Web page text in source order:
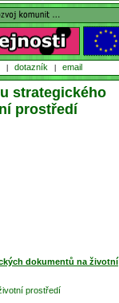
dotazník email
strategického
prostředí
dokumentů na životní
prostředí